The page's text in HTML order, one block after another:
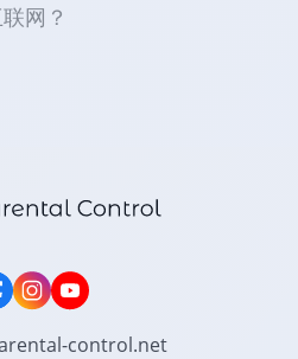
网？
control.net